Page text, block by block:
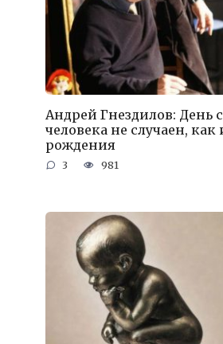
Андрей Гнездилов: День
человека не случаен, как
рождения
3 981